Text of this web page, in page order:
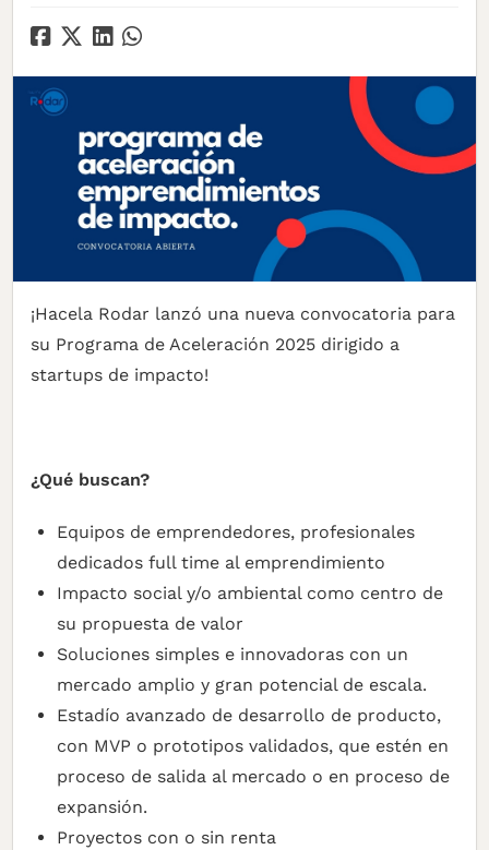
¡Hacela Rodar lanzó una nueva convocatoria para
su Programa de Aceleración 2025 dirigido a
startups de impacto!
¿Qué buscan?
Equipos de emprendedores, profesionales
dedicados full time al emprendimiento
Impacto social y/o ambiental como centro de
su propuesta de valor
Soluciones simples e innovadoras con un
mercado amplio y gran potencial de escala.
Estadío avanzado de desarrollo de producto,
con MVP o prototipos validados, que estén en
proceso de salida al mercado o en proceso de
expansión.
Proyectos con o sin renta